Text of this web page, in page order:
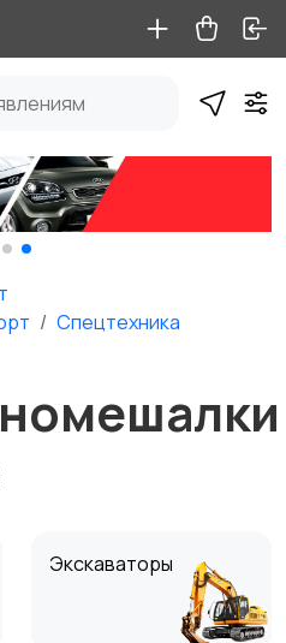
Спецтехника
Экскаваторы